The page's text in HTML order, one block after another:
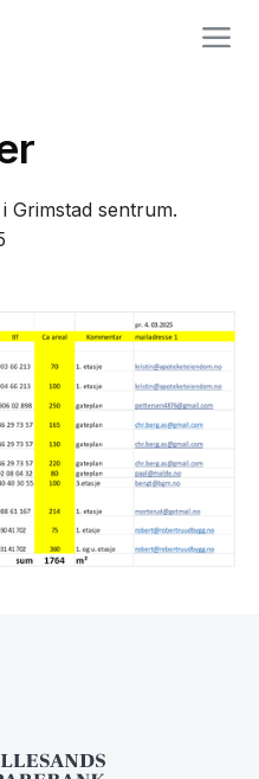
Grimstad sentrum.